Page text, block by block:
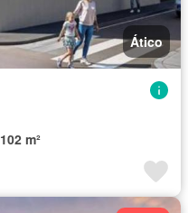
Ático
102 m²